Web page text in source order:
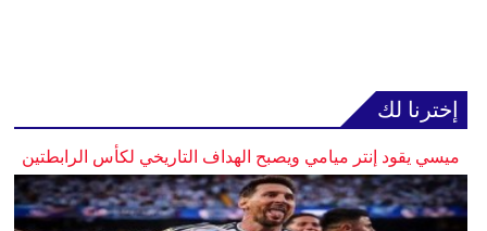
إخترنا لك
ميسي يقود إنتر ميامي ويصبح الهداف التاريخي لكأس الرابطتين